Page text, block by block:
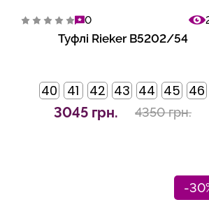
0
Туфлі Rieker B5202/54
40 41 42 43 44 45 46
3045 грн. 4350 грн.
-